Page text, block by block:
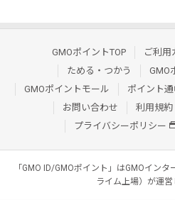
GMOポイントTOP ご利用
ためる・つかう
GMO
GMOポイントモール
ポイント
お問い合わせ
利用規約
プライバシーポリシー
「GMO ID/GMOポイント」はGMOイン
ライム上場）が運営